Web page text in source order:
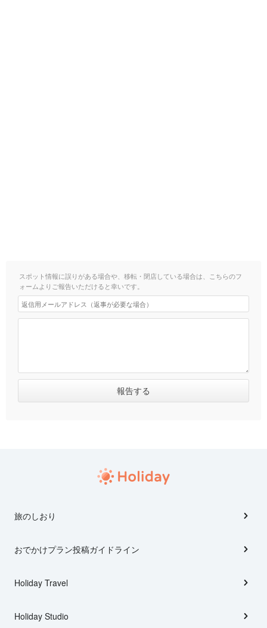
スポット情報に誤りがある場合や、移転・閉店している場合は、こちらのフ
ォームよりご報告いただけると幸いです。
旅のしおり
おでかけプラン投稿ガイドライン
Holiday Travel
Holiday Studio